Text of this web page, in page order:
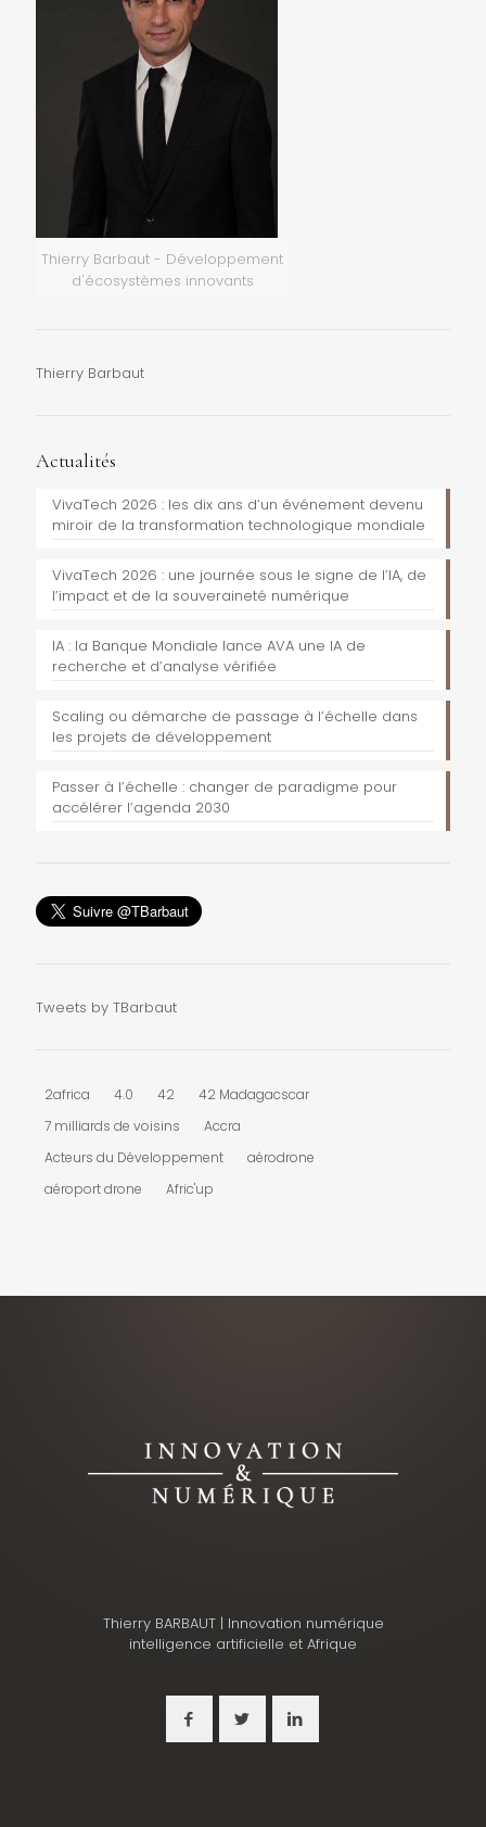
Thierry Barbaut - Développement
d'écosystèmes innovants
Thierry Barbaut
Actualités
VivaTech 2026 : les dix ans d’un événement devenu
miroir de la transformation technologique mondiale
VivaTech 2026 : une journée sous le signe de l’IA, de
l’impact et de la souveraineté numérique
IA : la Banque Mondiale lance AVA une IA de
recherche et d’analyse vérifiée
Scaling ou démarche de passage à l’échelle dans
les projets de développement
Passer à l’échelle : changer de paradigme pour
accélérer l’agenda 2030
Tweets by TBarbaut
2africa 4.0 42
42 Madagacscar
7 milliards de voisins
Accra
Acteurs du Développement
aérodrone
aéroport drone
Afric'up
Thierry BARBAUT | Innovation numérique
intelligence artificielle et Afrique